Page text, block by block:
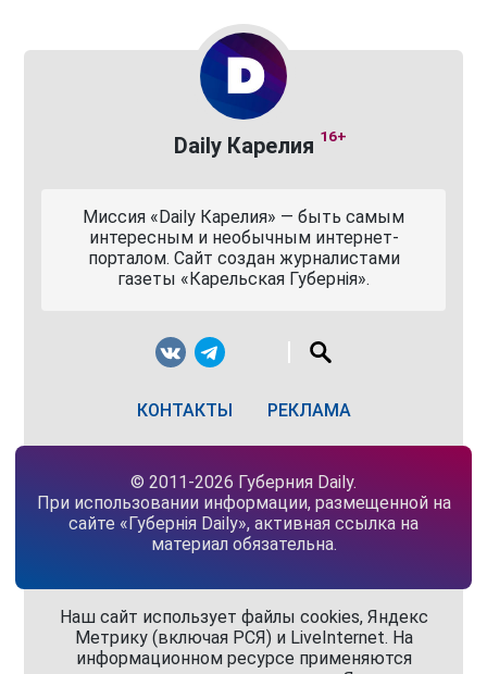
Daily Карелия 16+
Миссия «Daily Карелия» — быть самым
интересным и необычным интернет-
порталом. Сайт создан журналистами
газеты «Карельская Губернiя».
КОНТАКТЫ РЕКЛАМА
© 2011-2026 Губерния Daily.
При использовании информации, размещенной на
сайте «Губернiя Daily», активная ссылка на
материал обязательна.
Наш сайт использует файлы cookies, Яндекс
Метрику (включая РСЯ) и LiveInternet. На
информационном ресурсе применяются